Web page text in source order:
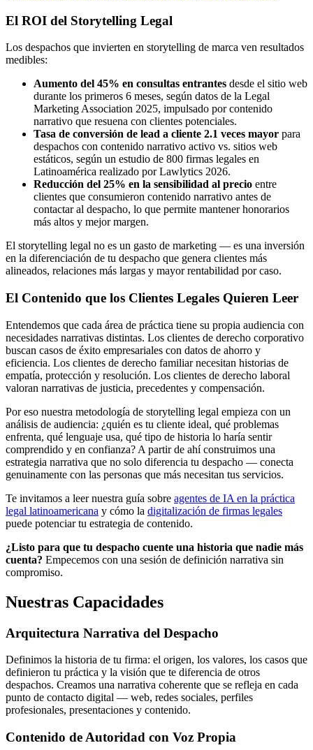
El ROI del Storytelling Legal
Los despachos que invierten en storytelling de marca ven resultados
medibles:
Aumento del 45% en consultas entrantes desde el sitio web
durante los primeros 6 meses, según datos de la Legal
Marketing Association 2025, impulsado por contenido
narrativo que resuena con clientes potenciales.
Tasa de conversión de lead a cliente 2.1 veces mayor para
despachos con contenido narrativo activo vs. sitios web
estáticos, según un estudio de 800 firmas legales en
Latinoamérica realizado por Lawlytics 2026.
Reducción del 25% en la sensibilidad al precio entre
clientes que consumieron contenido narrativo antes de
contactar al despacho, lo que permite mantener honorarios
más altos y mejor margen.
El storytelling legal no es un gasto de marketing — es una inversión
en la diferenciación de tu despacho que genera clientes más
alineados, relaciones más largas y mayor rentabilidad por caso.
El Contenido que los Clientes Legales Quieren Leer
Entendemos que cada área de práctica tiene su propia audiencia con
necesidades narrativas distintas. Los clientes de derecho corporativo
buscan casos de éxito empresariales con datos de ahorro y
eficiencia. Los clientes de derecho familiar necesitan historias de
empatía, protección y resolución. Los clientes de derecho laboral
valoran narrativas de justicia, precedentes y compensación.
Por eso nuestra metodología de storytelling legal empieza con un
análisis de audiencia: ¿quién es tu cliente ideal, qué problemas
enfrenta, qué lenguaje usa, qué tipo de historia lo haría sentir
comprendido y en confianza? A partir de ahí construimos una
estrategia narrativa que no solo diferencia tu despacho — conecta
genuinamente con las personas que más necesitan tus servicios.
Te invitamos a leer nuestra guía sobre agentes de IA en la práctica
legal latinoamericana y cómo la digitalización de firmas legales
puede potenciar tu estrategia de contenido.
¿Listo para que tu despacho cuente una historia que nadie más
cuenta? Empecemos con una sesión de definición narrativa sin
compromiso.
Nuestras Capacidades
Arquitectura Narrativa del Despacho
Definimos la historia de tu firma: el origen, los valores, los casos que
definieron tu práctica y la visión que te diferencia de otros
despachos. Creamos una narrativa coherente que se refleja en cada
punto de contacto digital — web, redes sociales, perfiles
profesionales, presentaciones y contenido.
Contenido de Autoridad con Voz Propia